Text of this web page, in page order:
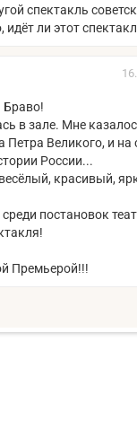
спектакль
ли этот
Браво!
в зале. Мне
Петра Великого, и
России...
красивый,
постановок
Премьерой!!!